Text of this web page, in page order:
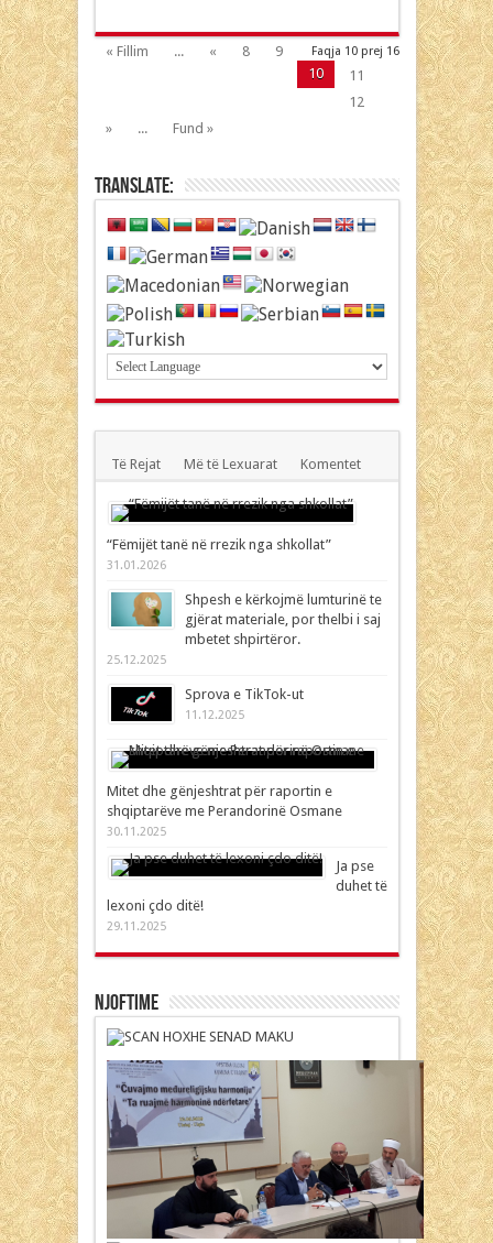
Faqja 10 prej 16
« Fillim ... « 8
9
10
11
12
»
... Fund »
Translate:
Të Rejat Më të Lexuarat Komentet
“Fëmijët tanë në rrezik nga shkollat”
31.01.2026
Shpesh e kërkojmë lumturinë te
gjërat materiale, por thelbi i saj
mbetet shpirtëror.
25.12.2025
Sprova e TikTok-ut
11.12.2025
Mitet dhe gënjeshtrat për raportin e
shqiptarëve me Perandorinë Osmane
30.11.2025
Ja pse
duhet të
lexoni çdo ditë!
29.11.2025
Njoftime